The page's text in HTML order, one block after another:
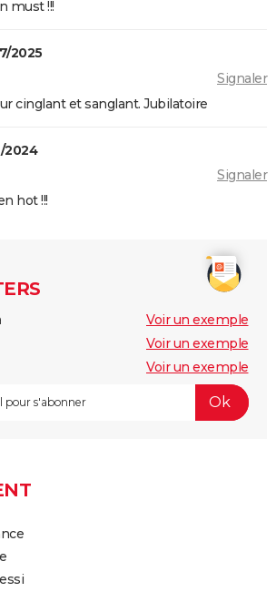
le prequel de "Mad Max Fury
casting, avis, streaming,
: le crossover de super-héros a-
Home : où voir le film en VOD
signifient les scènes post-
: synopsis, casting, bande-
streaming...
casting, streaming, avis... Les infos
must !!!
2025
Signaler
cinglant et sanglant. Jubilatoire
2024
Signaler
hot !!!
Voir un exemple
Voir un exemple
Voir un exemple